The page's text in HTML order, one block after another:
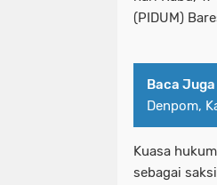
(PIDUM)
Baca Juga
Denpom,
Kuasa
sebagai